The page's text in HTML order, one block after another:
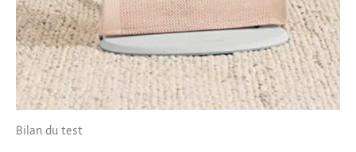
Bilan du test